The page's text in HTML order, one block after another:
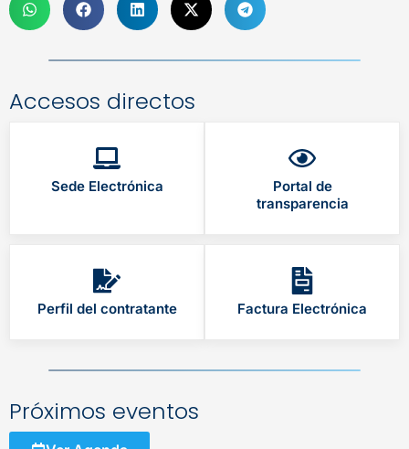
Accesos directos
Sede Electrónica
Portal de
transparencia
Perfil del contratante Factura Electrónica
Próximos eventos